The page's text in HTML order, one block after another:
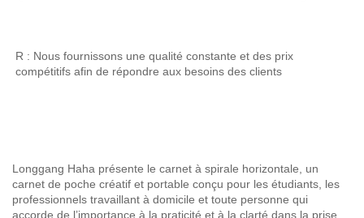
R : Nous fournissons une qualité constante et des prix
compétitifs afin de répondre aux besoins des clients
Longgang Haha présente le carnet à spirale horizontale, un
carnet de poche créatif et portable conçu pour les étudiants, les
professionnels travaillant à domicile et toute personne qui
accorde de l’importance à la praticité et à la clarté dans la prise